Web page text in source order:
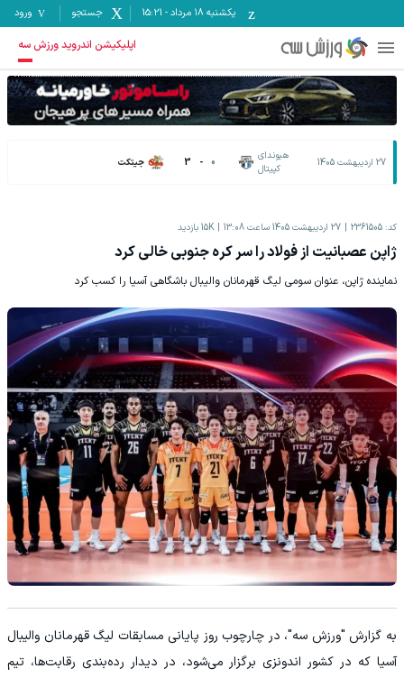
یکشنبه ۱۸ مرداد -
15:21 جستجو ورود
اپلیکیشن اندروید ورزش سه
27 اردیبهشت 1405
هیوندای
کپیتال
0
-
3 جیتکت
کد: 2361505 27 اردیبهشت 1405 ساعت 13:08 15K بازدید
ژاپن عصبانیت از فولاد را سر کره جنوبی خالی کرد
نماینده ژاپن، عنوان سومی لیگ قهرمانان والیبال باشگاهی آسیا را کسب کرد
به گزارش "ورزش سه"، در چارچوب روز پایانی مسابقات لیگ قهرمانان والیبال
آسیا که در کشور اندونزی برگزار می‌شود، در دیدار رده‌بندی رقابت‌ها، تیم